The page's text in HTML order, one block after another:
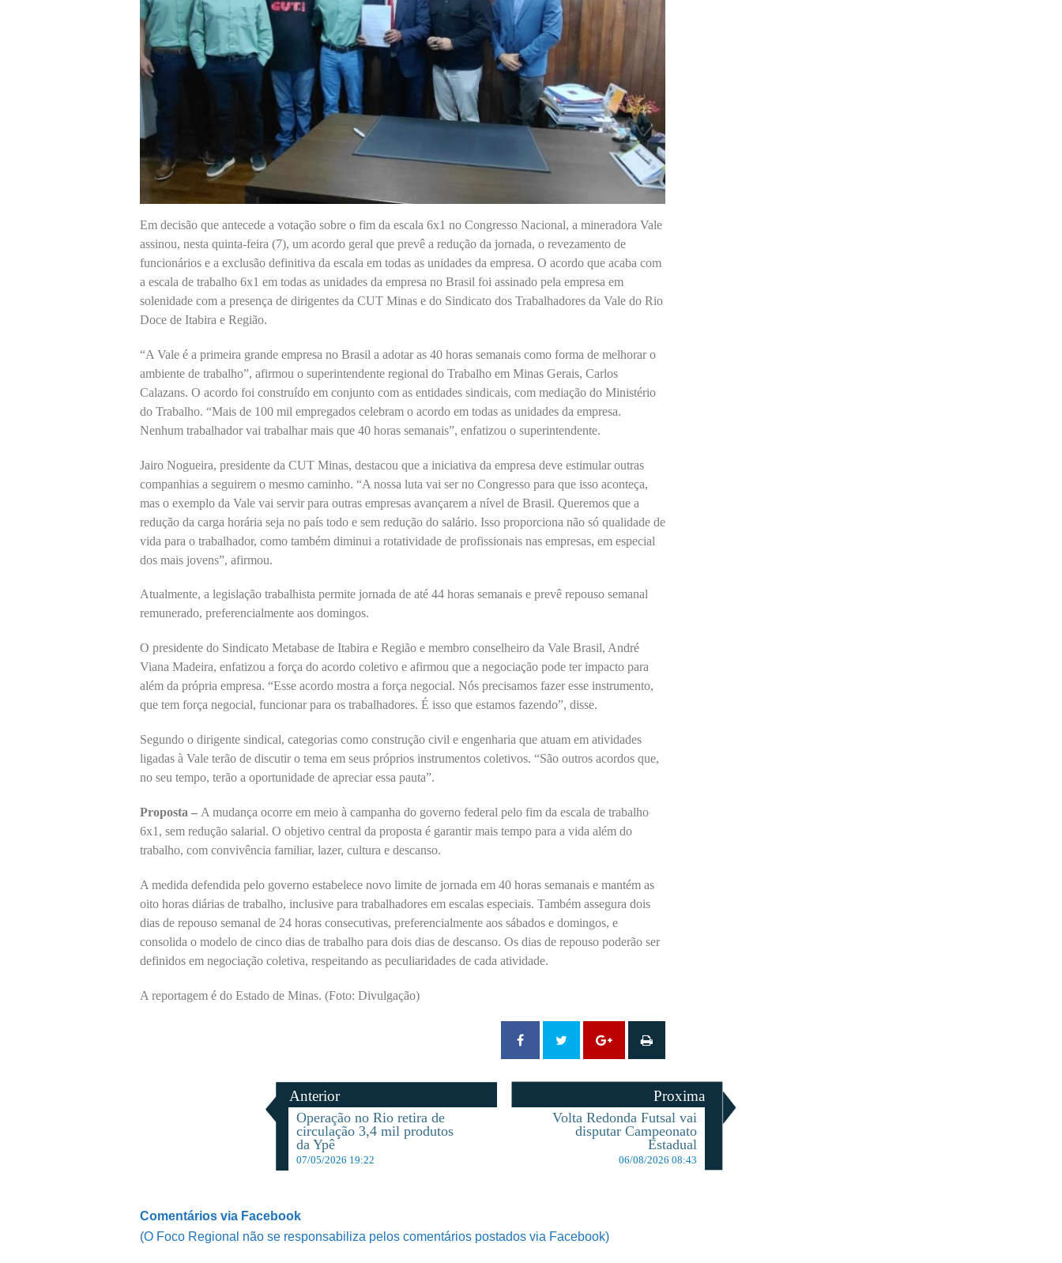
Em decisão que antecede a votação sobre o fim da escala 6x1 no Congresso Nacional, a mineradora Vale
assinou, nesta quinta-feira (7), um acordo geral que prevê a redução da jornada, o revezamento de
funcionários e a exclusão definitiva da escala em todas as unidades da empresa. O acordo que acaba com
a escala de trabalho 6x1 em todas as unidades da empresa no Brasil foi assinado pela empresa em
solenidade com a presença de dirigentes da CUT Minas e do Sindicato dos Trabalhadores da Vale do Rio
Doce de Itabira e Região.
“A Vale é a primeira grande empresa no Brasil a adotar as 40 horas semanais como forma de melhorar o
ambiente de trabalho”, afirmou o superintendente regional do Trabalho em Minas Gerais, Carlos
Calazans. O acordo foi construído em conjunto com as entidades sindicais, com mediação do Ministério
do Trabalho. “Mais de 100 mil empregados celebram o acordo em todas as unidades da empresa.
Nenhum trabalhador vai trabalhar mais que 40 horas semanais”, enfatizou o superintendente.
Jairo Nogueira, presidente da CUT Minas, destacou que a iniciativa da empresa deve estimular outras
companhias a seguirem o mesmo caminho. “A nossa luta vai ser no Congresso para que isso aconteça,
mas o exemplo da Vale vai servir para outras empresas avançarem a nível de Brasil. Queremos que a
redução da carga horária seja no país todo e sem redução do salário. Isso proporciona não só qualidade de
vida para o trabalhador, como também diminui a rotatividade de profissionais nas empresas, em especial
dos mais jovens”, afirmou.
Atualmente, a legislação trabalhista permite jornada de até 44 horas semanais e prevê repouso semanal
remunerado, preferencialmente aos domingos.
O presidente do Sindicato Metabase de Itabira e Região e membro conselheiro da Vale Brasil, André
Viana Madeira, enfatizou a força do acordo coletivo e afirmou que a negociação pode ter impacto para
além da própria empresa. “Esse acordo mostra a força negocial. Nós precisamos fazer esse instrumento,
que tem força negocial, funcionar para os trabalhadores. É isso que estamos fazendo”, disse.
Segundo o dirigente sindical, categorias como construção civil e engenharia que atuam em atividades
ligadas à Vale terão de discutir o tema em seus próprios instrumentos coletivos. “São outros acordos que,
no seu tempo, terão a oportunidade de apreciar essa pauta”.
Proposta – A mudança ocorre em meio à campanha do governo federal pelo fim da escala de trabalho
6x1, sem redução salarial. O objetivo central da proposta é garantir mais tempo para a vida além do
trabalho, com convivência familiar, lazer, cultura e descanso.
A medida defendida pelo governo estabelece novo limite de jornada em 40 horas semanais e mantém as
oito horas diárias de trabalho, inclusive para trabalhadores em escalas especiais. Também assegura dois
dias de repouso semanal de 24 horas consecutivas, preferencialmente aos sábados e domingos, e
consolida o modelo de cinco dias de trabalho para dois dias de descanso. Os dias de repouso poderão ser
definidos em negociação coletiva, respeitando as peculiaridades de cada atividade.
A reportagem é do Estado de Minas. (Foto: Divulgação)
Anterior
Operação no Rio retira de
circulação 3,4 mil produtos
da Ypê
07/05/2026 19:22
Proxima
Volta Redonda Futsal vai
disputar Campeonato
Estadual
06/08/2026 08:43
Comentários via Facebook
(O Foco Regional não se responsabiliza pelos comentários postados via Facebook)